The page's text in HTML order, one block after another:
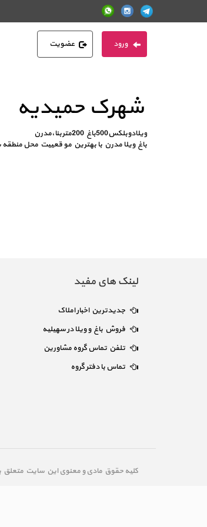
ورود عضویت
شهرک حمیدیه
ویلادوبلکس500باغ 200متربنا،مدرن
باغ ویلا مدرن با بهترین مو قعییت محل
لینک های مفید
جدیدترین اخبار املاک
فروش باغ و ویلا در سهیلیه
تلفن تماس گروه مشاورین
تماس با دفتر گروه
کلیه حقوق مادی و معنوی این سایت